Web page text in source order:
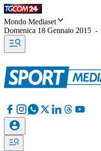
Mondo Mediaset
Domenica 18 Gennaio 2015 -